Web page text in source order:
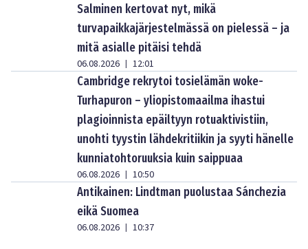
Salminen kertovat nyt, mikä
turvapaikkajärjestelmässä on pielessä – ja
mitä asialle pitäisi tehdä
06.08.2026 | 12:01
Cambridge rekrytoi tosielämän woke-
Turhapuron – yliopistomaailma ihastui
plagioinnista epäiltyyn rotuaktivistiin,
unohti tyystin lähdekritiikin ja syyti hänelle
kunniatohtoruuksia kuin saippuaa
06.08.2026 | 10:50
Antikainen: Lindtman puolustaa Sánchezia
eikä Suomea
06.08.2026 | 10:37